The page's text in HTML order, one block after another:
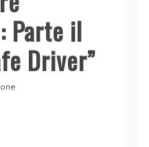
Parte il
Driver”